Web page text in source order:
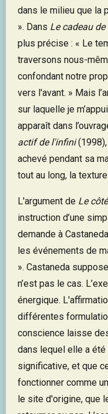
dans le milieu que la
». Dans Le cadeau
plus précise : « Le
traversons nous-
confondant notre
vers l'avant. » Mais
sur laquelle je
apparaît dans
actif de l'infini(1998),
achevé pendant sa
tout au long, la
L'argument de Le
instruction d’une
demande à
les événements de
». Castaneda
n’est pas le cas.
énergique.
différentes
conscience laisse
dans lequel elle a
significative, et que
fonctionner comme
le site d'origine, que